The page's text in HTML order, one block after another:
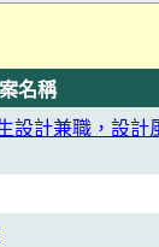
名稱
設計兼職，設計